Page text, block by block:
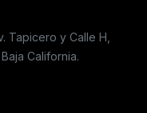
Tapicero y Calle H,
California.